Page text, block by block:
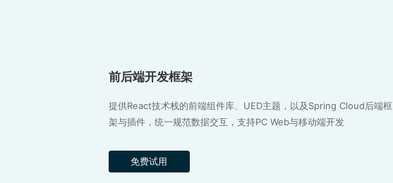
前后端开发框架
提供React技术栈的前端组件库、UED主题，以及Spring Cloud后端框
架与插件，统一规范数据交互，支持PC Web与移动端开发
免费试用